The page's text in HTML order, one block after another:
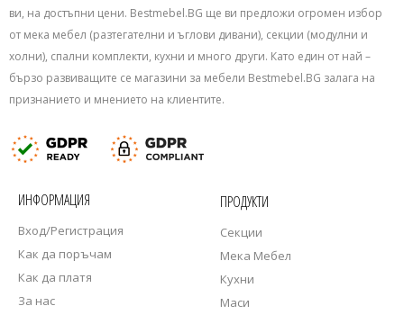
ви, на достъпни цени. Bestmebel.BG ще ви предложи огромен избор
от мека мебел (разтегателни и ъглови дивани), секции (модулни и
холни), спални комплекти, кухни и много други. Като един от най –
бързо развиващите се магазини за мебели Bestmebel.BG залага на
признанието и мнението на клиентите.
ИНФОРМАЦИЯ
Вход/Регистрация
Как да поръчам
Как да платя
За нас
ПРОДУКТИ
Секции
Мека Мебел
Кухни
Маси